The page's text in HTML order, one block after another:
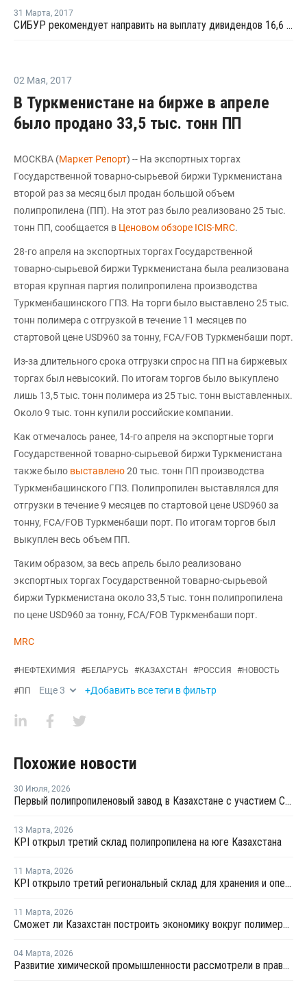
31 Марта, 2017
СИБУР рекомендует направить на выплату дивидендов 16,6 млрд рублей за 2016 год
02 Мая, 2017
В Туркменистане на бирже в апреле
было продано 33,5 тыс. тонн ПП
МОСКВА (Маркет Репорт) -- На экспортных торгах
Государственной товарно-сырьевой биржи Туркменистана
второй раз за месяц был продан большой объем
полипропилена (ПП). На этот раз было реализовано 25 тыс.
тонн ПП, сообщается в Ценовом обзоре ICIS-MRC.
28-го апреля на экспортных торгах Государственной
товарно-сырьевой биржи Туркменистана была реализована
вторая крупная партия полипропилена производства
Туркменбашинского ГПЗ. На торги было выставлено 25 тыс.
тонн полимера с отгрузкой в течение 11 месяцев по
стартовой цене USD960 за тонну, FCA/FOB Туркменбаши порт.
Из-за длительного срока отгрузки спрос на ПП на биржевых
торгах был невысокий. По итогам торгов было выкуплено
лишь 13,5 тыс. тонн полимера из 25 тыс. тонн выставленных.
Около 9 тыс. тонн купили российские компании.
Как отмечалось ранее, 14-го апреля на экспортные торги
Государственной товарно-сырьевой биржи Туркменистана
также было выставлено20 тыс. тонн ПП производства
Туркменбашинского ГПЗ. Полипропилен выставлялся для
отгрузки в течение 9 месяцев по стартовой цене USD960 за
тонну, FCA/FOB Туркменбаши порт. По итогам торгов был
выкуплен весь объем ПП.
Таким образом, за весь апрель было реализовано
экспортных торгах Государственной товарно-сырьевой
биржи Туркменистана около 33,5 тыс. тонн полипропилена
по цене USD960 за тонну, FCA/FOB Туркменбаши порт.
MRC
#НЕФТЕХИМИЯ #БЕЛАРУСЬ #КАЗАХСТАН #РОССИЯ #НОВОСТЬ
#ПП Еще3 +Добавить все теги в фильтр
Похожие новости
30 Июля, 2026
Первый полипропиленовый завод в Казахстане с участием СИБУРа терпит убытки
13 Марта, 2026
KPI открыл третий склад полипропилена на юге Казахстана
11 Марта, 2026
KPI открыло третий региональный склад для хранения и оперативной доставки полипропилена
11 Марта, 2026
Сможет ли Казахстан построить экономику вокруг полимеров?
04 Марта, 2026
Развитие химической промышленности рассмотрели в правительстве Казахстана